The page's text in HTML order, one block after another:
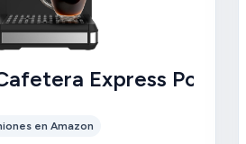
Express Power
en Amazon